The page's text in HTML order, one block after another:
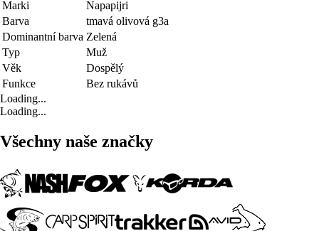
Marki
Napapijri
Barva
tmavá olivová g3a
Dominantní barva Zelená
Typ
Muž
Věk
Dospělý
Funkce
Bez rukávů
Loading...
Loading...
Všechny naše značky